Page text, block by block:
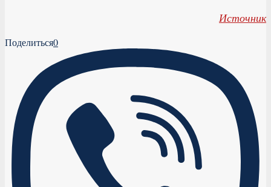
Источник
Поделиться0